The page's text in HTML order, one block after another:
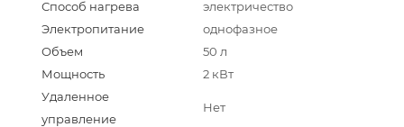
Способ нагрева
электричество
Электропитание
однофазное
Объем
50 л
Мощность
2 кВт
Удаленное
управление
Нет